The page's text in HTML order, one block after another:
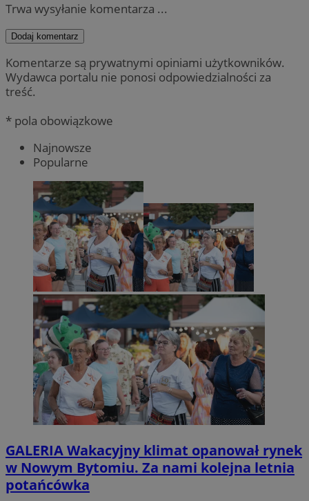
Trwa wysyłanie komentarza ...
Dodaj komentarz
Komentarze są prywatnymi opiniami użytkowników.
Wydawca portalu nie ponosi odpowiedzialności za
treść.
* pola obowiązkowe
Najnowsze
Popularne
GALERIAWakacyjny klimat opanował rynek
w Nowym Bytomiu. Za nami kolejna letnia
potańcówka